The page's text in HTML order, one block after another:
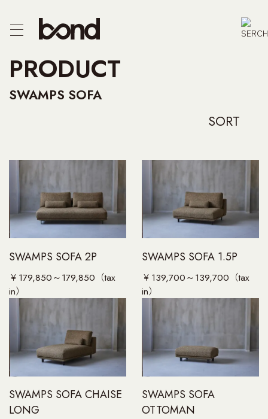
CHEST
PRODUCT
SWAMPS SOFA
SORT
SWAMPS SOFA 2P
￥179,850～179,850（tax
in）
SWAMPS SOFA 1.5P
￥139,700～139,700（tax
in）
SWAMPS SOFA CHAISE
LONG
SWAMPS SOFA
OTTOMAN